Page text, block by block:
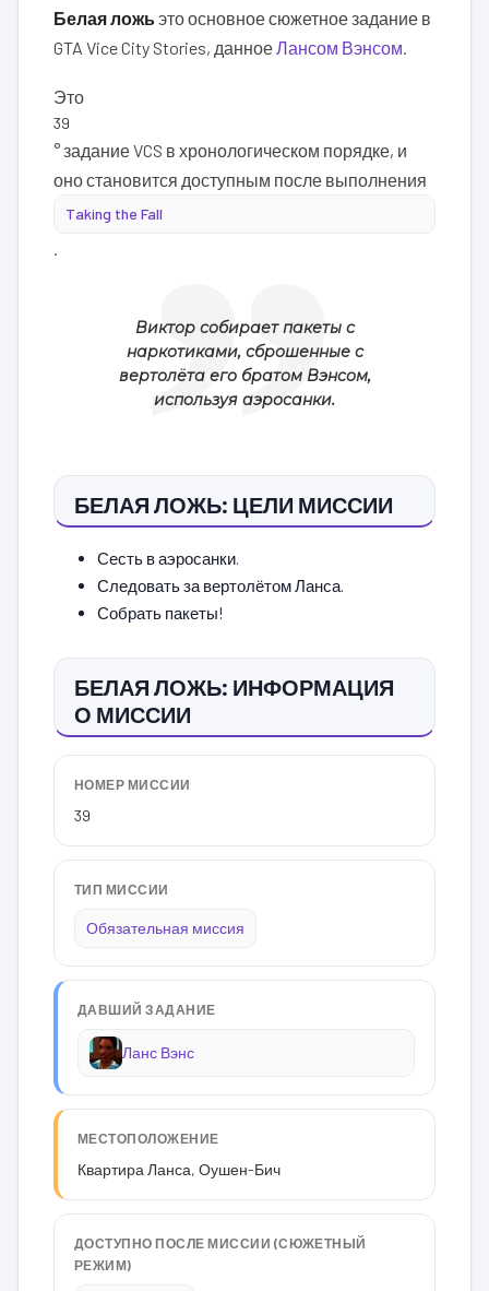
Белая ложьэто основное сюжетное задание в
GTA Vice City Stories, данноеЛансом Вэнсом.
Это
39
° задание VCS в хронологическом порядке, и
оно становится доступным после выполнения
Taking the Fall
.
Виктор собирает пакеты с
наркотиками, сброшенные с
вертолёта его братом Вэнсом,
используя аэросанки.
БЕЛАЯ ЛОЖЬ: ЦЕЛИ МИССИИ
Сесть в аэросанки.
Следовать за вертолётом Ланса.
Собрать пакеты!
БЕЛАЯ ЛОЖЬ: ИНФОРМАЦИЯ
О МИССИИ
НОМЕР МИССИИ
39
ТИП МИССИИ
Обязательная миссия
ДАВШИЙ ЗАДАНИЕ
Ланс Вэнс
МЕСТОПОЛОЖЕНИЕ
Квартира Ланса, Оушен-Бич
ДОСТУПНО ПОСЛЕ МИССИИ (СЮЖЕТНЫЙ
РЕЖИМ)